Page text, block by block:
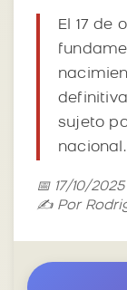
El 17 de
sujeto
nacional.
📅 17/10/2025
✍️ Por